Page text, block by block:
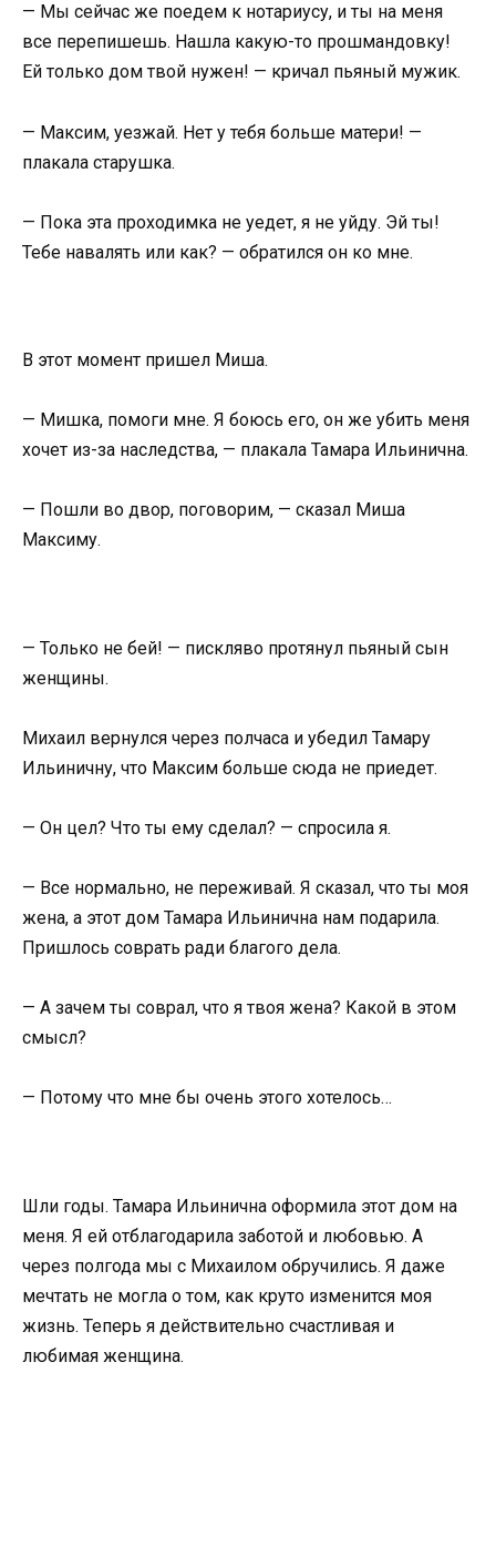
— Мы сейчас же поедем к нотариусу, и ты на меня
все перепишешь. Нашла какую-то прошмандовку!
Ей только дом твой нужен! — кричал пьяный мужик.
— Максим, уезжай. Нет у тебя больше матери! —
плакала старушка.
— Пока эта проходимка не уедет, я не уйду. Эй ты!
Тебе навалять или как? — обратился он ко мне.
В этот момент пришел Миша.
— Мишка, помоги мне. Я боюсь его, он же убить меня
хочет из-за наследства, — плакала Тамара Ильинична.
— Пошли во двор, поговорим, — сказал Миша
Максиму.
— Только не бей! — пискляво протянул пьяный сын
женщины.
Михаил вернулся через полчаса и убедил Тамару
Ильиничну, что Максим больше сюда не приедет.
— Он цел? Что ты ему сделал? — спросила я.
— Все нормально, не переживай. Я сказал, что ты моя
жена, а этот дом Тамара Ильинична нам подарила.
Пришлось соврать ради благого дела.
— А зачем ты соврал, что я твоя жена? Какой в этом
смысл?
— Потому что мне бы очень этого хотелось…
Шли годы. Тамара Ильинична оформила этот дом на
меня. Я ей отблагодарила заботой и любовью. А
через полгода мы с Михаилом обручились. Я даже
мечтать не могла о том, как круто изменится моя
жизнь. Теперь я действительно счастливая и
любимая женщина.